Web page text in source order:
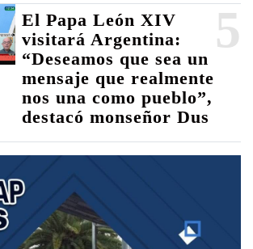
5
El Papa León XIV
visitará Argentina:
“Deseamos que sea un
mensaje que realmente
nos una como pueblo”,
destacó monseñor Dus